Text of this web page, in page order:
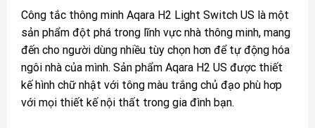
Công tắc thông minh Aqara H2 Light Switch US là một
sản phẩm đột phá trong lĩnh vực nhà thông minh, mang
đến cho người dùng nhiều tùy chọn hơn để tự động hóa
ngôi nhà của mình. Sản phẩm Aqara H2 US được thiết
kế hình chữ nhật với tông màu trắng chủ đạo phù hơp
với mọi thiết kế nội thất trong gia đình bạn.